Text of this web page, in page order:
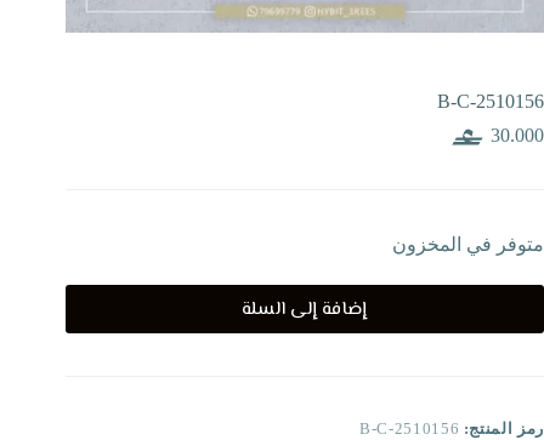
B-C-2510156
30.000
متوفر في المخزون
إضافة إلى السلة
رمز المنتج: B-C-2510156